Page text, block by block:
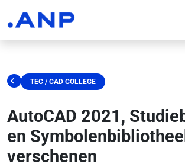
TEC / CAD COLLEGE
AutoCAD 2021,
en
verschenen